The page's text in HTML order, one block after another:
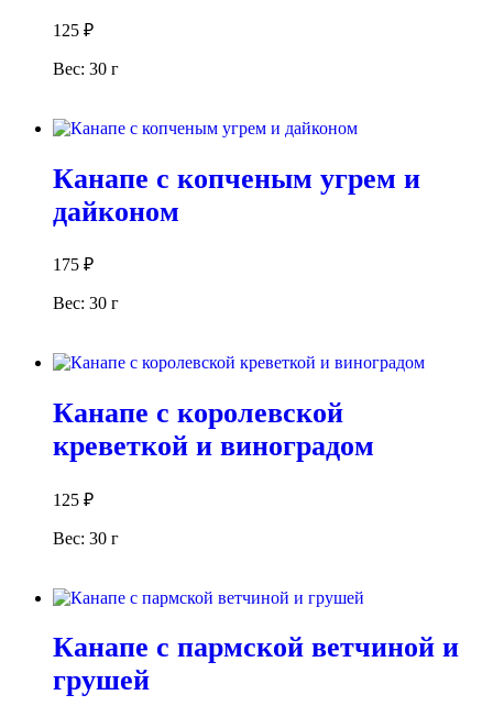
125 ₽
Вес: 30 г
Канапе с копченым угрем и
дайконом
175 ₽
Вес: 30 г
Канапе с королевской
креветкой и виноградом
125 ₽
Вес: 30 г
Канапе с пармской ветчиной и
грушей